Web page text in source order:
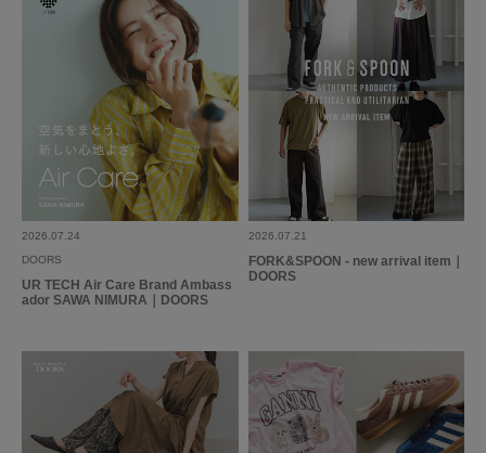
2026.07.24
DOORS
UR TECH Air Care Brand Ambass
ador SAWA NIMURA｜DOORS
2026.07.21
FORK&SPOON - new arrival item｜
DOORS